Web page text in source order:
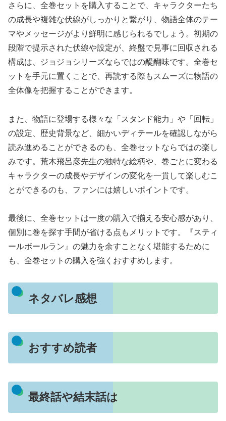
さらに、全巻セットを購入することで、キャラクターたち
の成長や複雑な伏線がしっかりと繋がり、物語全体のテー
マやメッセージがより鮮明に感じられるでしょう。初期の
段階で提示された伏線や設定が、終盤で見事に回収される
構成は、ジョジョシリーズならではの醍醐味です。全巻セ
ットを手元に置くことで、再読する際もスムーズに物語の
全体像を把握することができます。
また、物語に登場する様々な「スタンド能力」や「回転」
の設定、歴史背景など、細かいディテールを確認しながら
読み進めることができるのも、全巻セットならではの楽し
みです。荒木飛呂彦先生の独特な絵柄や、巻ごとに変わる
キャラクターの成長やデザインの変化を一貫して楽しむこ
とができるのも、ファンには嬉しいポイントです。
最後に、全巻セットは一度の購入で揃える安心感があり、
個別に巻を探す手間が省ける点もメリットです。『スティ
ールボールラン』の魅力を余すことなく堪能するために
も、全巻セットの購入を強くおすすめします。
ネタバレ感想
おすすめ読者
最終話や結末話は